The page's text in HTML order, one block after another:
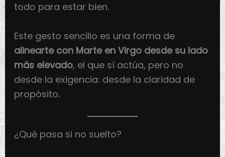
todo para estar bien.
Este gesto sencillo es una forma de
alinearte con Marte en Virgo desde su lado
más elevado, el que sí actúa, pero no
desde la exigencia: desde la claridad de
propósito.
¿Qué pasa si no suelto?